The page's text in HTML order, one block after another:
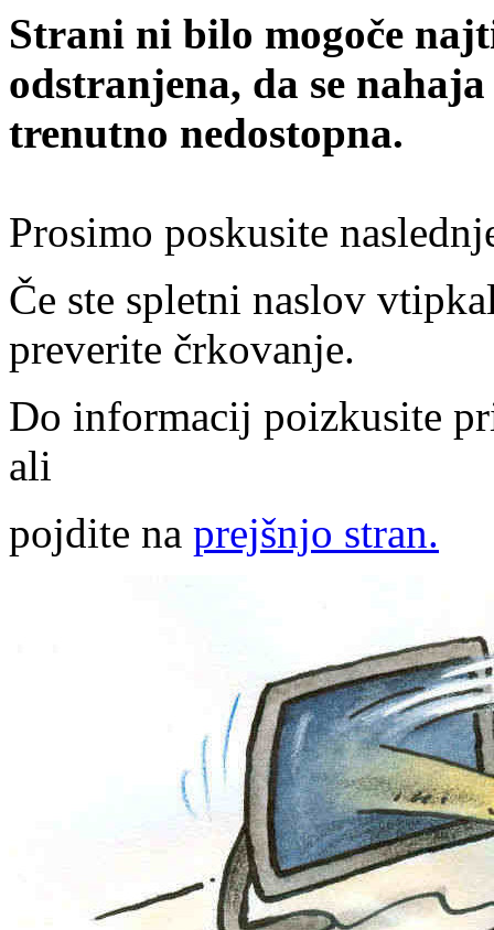
Strani ni bilo mogoče
odstranjena, da se
trenutno nedostopna.
Prosimo poskusite
Če ste spletni naslov
preverite črkovanje.
Do informacij poizkusite
ali
pojdite na prejšnjo stran.